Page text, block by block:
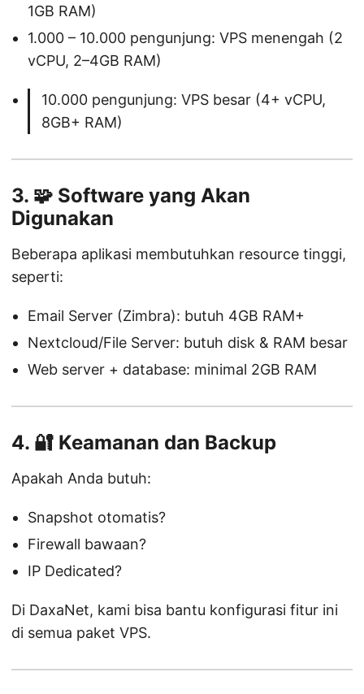
1GB RAM)
1.000 – 10.000 pengunjung: VPS menengah (2
vCPU, 2–4GB RAM)
10.000 pengunjung: VPS besar (4+ vCPU,
8GB+ RAM)
3. 🧩 Software yang Akan
Digunakan
Beberapa aplikasi membutuhkan resource tinggi,
seperti:
Email Server (Zimbra): butuh 4GB RAM+
Nextcloud/File Server: butuh disk & RAM besar
Web server + database: minimal 2GB RAM
4. 🔐 Keamanan dan Backup
Apakah Anda butuh:
Snapshot otomatis?
Firewall bawaan?
IP Dedicated?
Di DaxaNet, kami bisa bantu konfigurasi fitur ini
di semua paket VPS.